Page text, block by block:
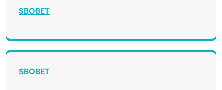
SBOBET
SBOBET